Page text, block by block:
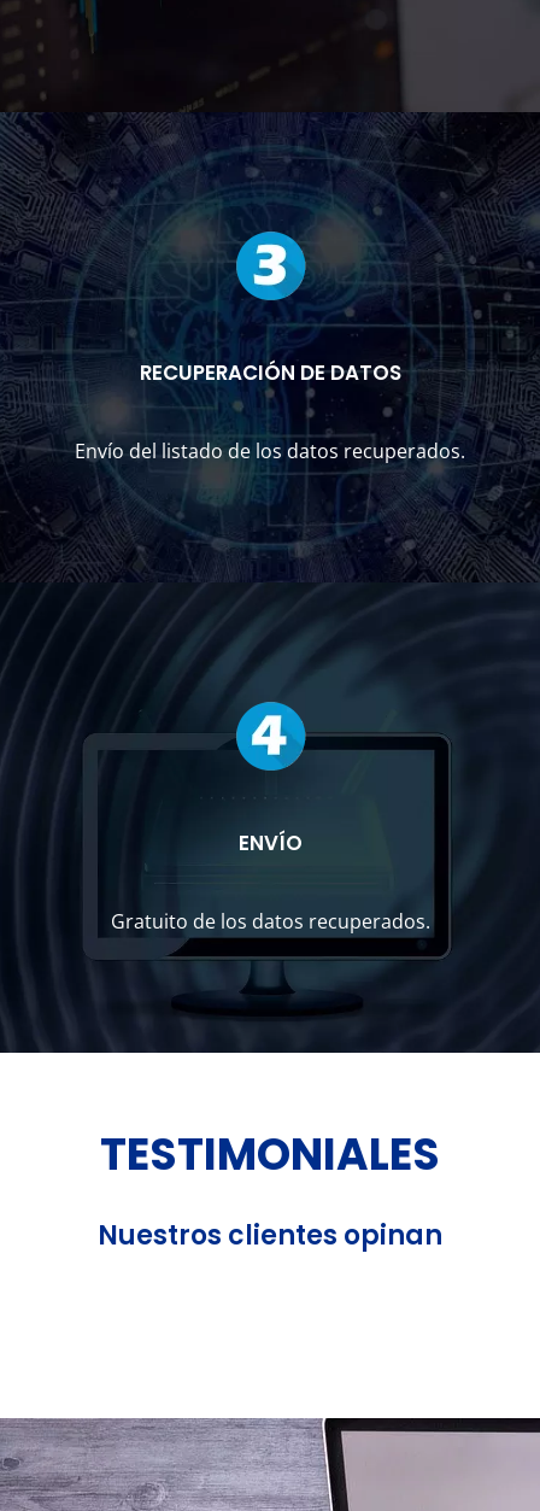
RECUPERACIÓN DE DATOS
Envío del listado de los datos recuperados.
ENVÍO
Gratuito de los datos recuperados.
TESTIMONIALES
Nuestros clientes opinan